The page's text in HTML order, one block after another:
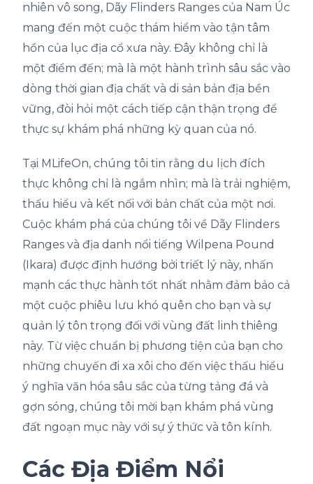
nhiên vô song, Dãy Flinders Ranges của Nam Úc
mang đến một cuộc thám hiểm vào tận tâm
hồn của lục địa cổ xưa này. Đây không chỉ là
một điểm đến; mà là một hành trình sâu sắc vào
dòng thời gian địa chất và di sản bản địa bền
vững, đòi hỏi một cách tiếp cận thận trọng để
thực sự khám phá những kỳ quan của nó.
Tại MLifeOn, chúng tôi tin rằng du lịch đích
thực không chỉ là ngắm nhìn; mà là trải nghiệm,
thấu hiểu và kết nối với bản chất của một nơi.
Cuộc khám phá của chúng tôi về Dãy Flinders
Ranges và địa danh nổi tiếng Wilpena Pound
(Ikara) được định hướng bởi triết lý này, nhấn
mạnh các thực hành tốt nhất nhằm đảm bảo cả
một cuộc phiêu lưu khó quên cho bạn và sự
quản lý tôn trọng đối với vùng đất linh thiêng
này. Từ việc chuẩn bị phương tiện của bạn cho
những chuyến đi xa xôi cho đến việc thấu hiểu
ý nghĩa văn hóa sâu sắc của từng tảng đá và
gợn sóng, chúng tôi mời bạn khám phá vùng
đất ngoạn mục này với sự ý thức và tôn kính.
Các Địa Điểm Nổi